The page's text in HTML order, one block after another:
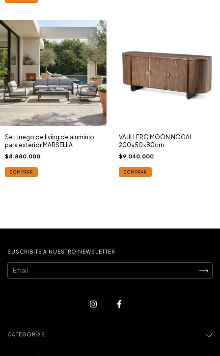
Set Juego de living de aluminio
para exterior MARSELLA
$8.880.000
COMPRAR
VAJILLERO MOON NOGAL
200x50x80cm
$9.040.000
COMPRAR
SUSCRIBITE A NUESTRO NEWSLETTER
CATEGORÍAS